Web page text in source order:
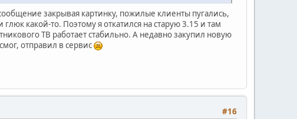
закрывая картинку, пожилые клиенты пугались,
какой-то. Поэтому я откатился на старую 3.15 и там
ТВ работает стабильно. А недавно закупил новую
отправил в сервис
#16